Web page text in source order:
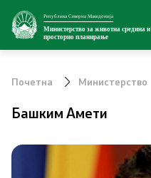
Република Северна Македонија
Министерство за животна средина и
просторно планирање
Министерство
Органи во состав
Почетна Министерство
Башким Амети